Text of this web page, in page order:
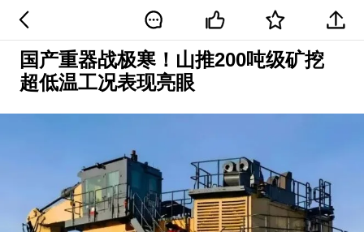
国产重器战极寒！山推200吨级矿挖
超低温工况表现亮眼